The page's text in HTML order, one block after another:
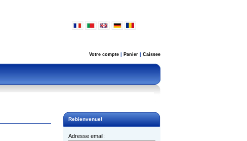
Votre compte| Panier| Caissee
Rebienvenue!
Adresse email: